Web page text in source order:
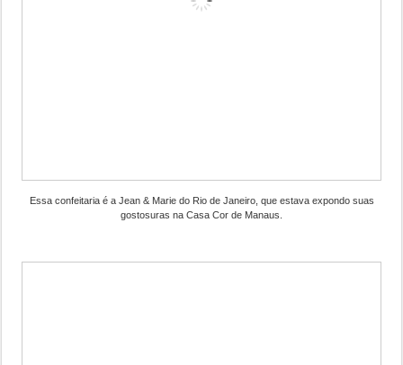
Essa confeitaria é a Jean & Marie do Rio de Janeiro, que estava expondo suas
gostosuras na Casa Cor de Manaus.